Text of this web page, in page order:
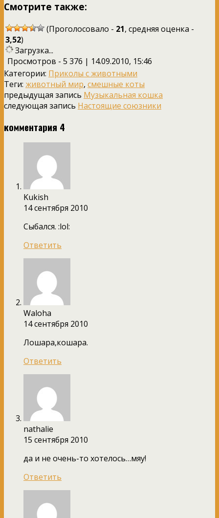
Смотрите также:
(Проголосовало - 21, средняя оценка -
3,52)
Загрузка...
Просмотров - 5 376 | 14.09.2010, 15:46
Категории: Приколы с животными
Теги: животный мир, смешные коты
предыдущая запись Музыкальная кошка
следующая запись Настоящие союзники
комментария 4
Kukish
14 сентября 2010
Сыбался. :lol:
Ответить
Waloha
14 сентября 2010
Лошара,кошара.
Ответить
nathalie
15 сентября 2010
да и не очень-то хотелось…мяу!
Ответить